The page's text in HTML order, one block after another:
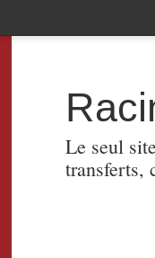
Le seul
transferts,